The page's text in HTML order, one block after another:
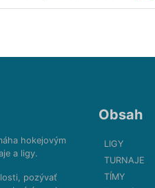
hokejovým
a ligy.
pozývať
Obsah
LIGY
TURNAJE
TÍMY